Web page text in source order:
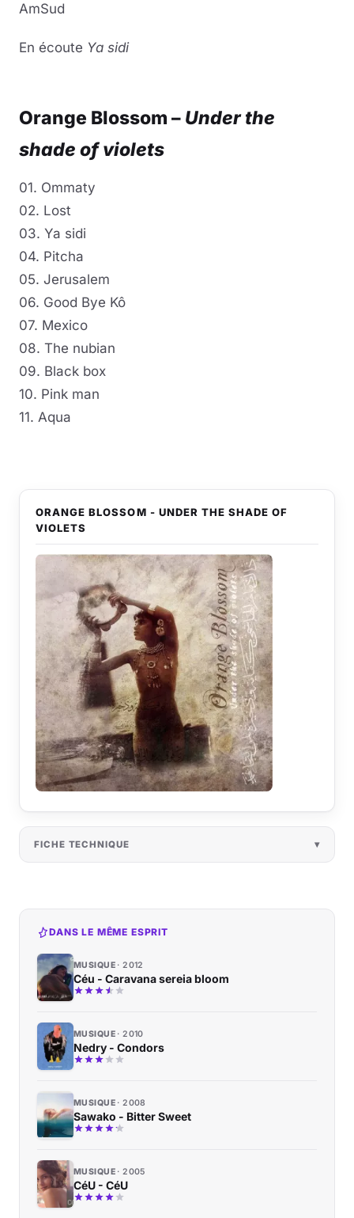
AmSud
En écoute Ya sidi
Orange Blossom – Under the
shade of violets
01. Ommaty
02. Lost
03. Ya sidi
04. Pitcha
05. Jerusalem
06. Good Bye Kô
07. Mexico
08. The nubian
09. Black box
10. Pink man
11. Aqua
ORANGE BLOSSOM - UNDER THE SHADE OF
VIOLETS
FICHE TECHNIQUE
DANS LE MÊME ESPRIT
MUSIQUE 2012
Céu - Caravana sereia bloom
MUSIQUE 2010
Nedry - Condors
MUSIQUE 2008
Sawako - Bitter Sweet
MUSIQUE 2005
CéU - CéU